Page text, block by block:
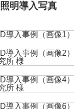
明導入写真